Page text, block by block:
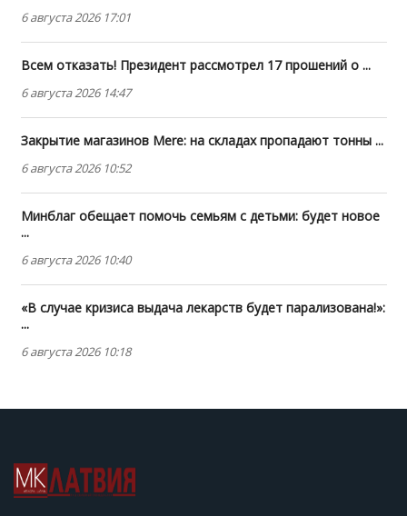
6 августа 2026 17:01
Всем отказать! Президент рассмотрел 17 прошений о ...
6 августа 2026 14:47
Закрытие магазинов Mere: на складах пропадают тонны ...
6 августа 2026 10:52
Минблаг обещает помочь семьям с детьми: будет новое
...
6 августа 2026 10:40
«В случае кризиса выдача лекарств будет парализована!»:
...
6 августа 2026 10:18